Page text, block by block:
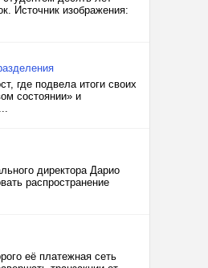
Источник изображения:
где подвела итоги своих
состоянии» и
директора Дарио
распространение
её платежная сеть